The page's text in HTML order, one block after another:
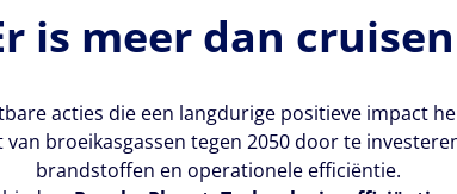
is meer dan cruisen
acties die een langdurige positieve impact
broeikasgassen tegen 2050 door te
brandstoffen en operationele efficiëntie.